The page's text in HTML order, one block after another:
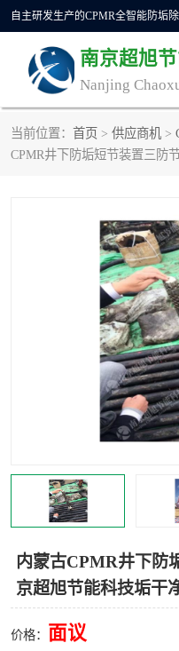
南京超旭
当前位置： 首页 > 供应商机 >
CPMR井下防垢短节装置三防
内蒙古CPMR井下防
京超旭节能科技垢干
价格： 面议
CPMR